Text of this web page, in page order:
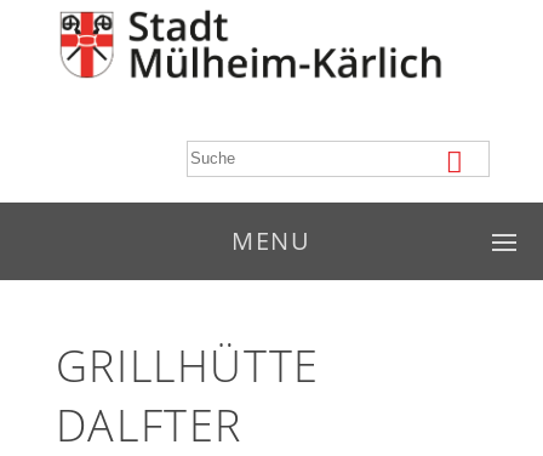
MENU
GRILLHÜTTE
DALFTER